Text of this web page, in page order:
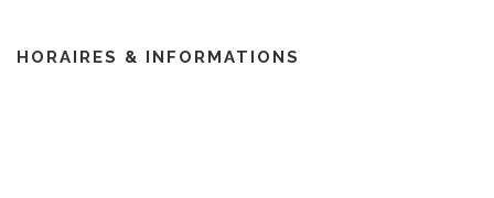
HORAIRES & INFORMATIONS